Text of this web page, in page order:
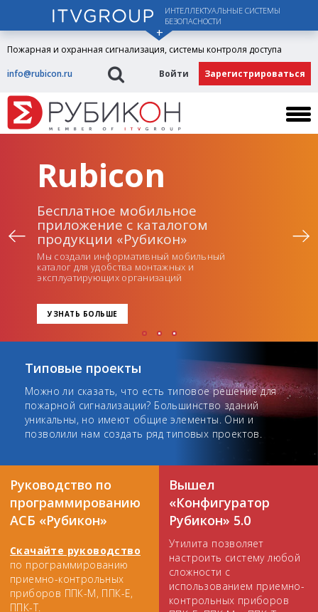
ИНТЕЛЛЕКТУАЛЬНЫЕ СИСТЕМЫ
БЕЗОПАСНОСТИ
Пожарная и охранная сигнализация, системы контроля доступа
info@rubicon.ru
Войти Зарегистрироваться
Rubicon
Бесплатное мобильное
приложение с каталогом
продукции «Рубикон»
Мы создали информативный мобильный
каталог для удобства монтажных и
эксплуатирующих организаций
УЗНАТЬ БОЛЬШЕ
Типовые проекты
Можно ли сказать, что есть типовое решение для
пожарной сигнализации? Большинство зданий
уникальны, но имеют общие элементы. Они и
позволили нам создать ряд типовых проектов.
Руководство по
программированию
АСБ «Рубикон»
Скачайте руководство
по программированию
приемно-контрольных
приборов ППК-М, ППК-Е,
ППК-Т.
Вышел
«Конфигуратор
Рубикон» 5.0
Утилита позволяет
настроить систему любой
сложности с
использованием приемно-
контрольных приборов